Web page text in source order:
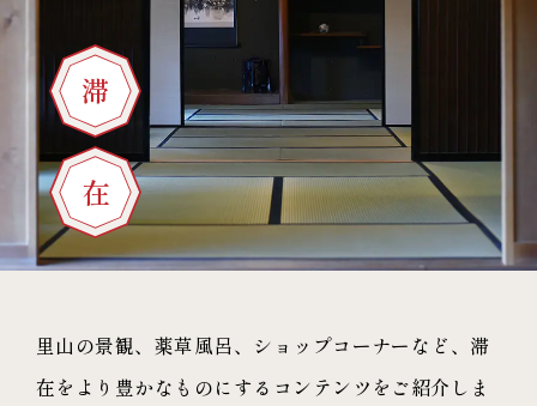
滞
在
里山の景観、薬草風呂、ショップコーナーなど、 滞
在をより豊かなものにするコンテンツをご紹介しま